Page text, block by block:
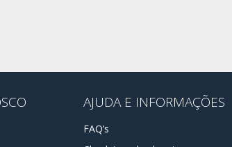
AJUDA E INFORMAÇÕES
FAQ’s